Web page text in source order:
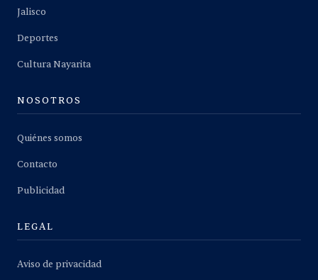
Jalisco
Deportes
Cultura Nayarita
NOSOTROS
Quiénes somos
Contacto
Publicidad
LEGAL
Aviso de privacidad